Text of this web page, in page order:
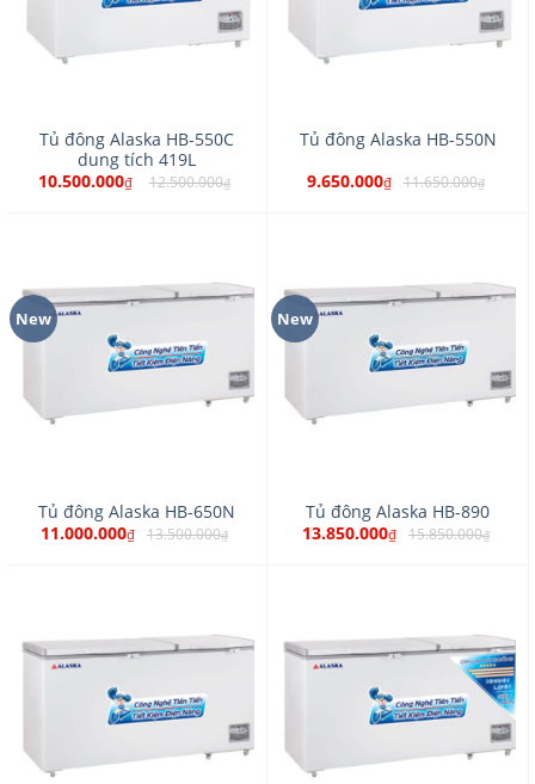
Tủ đông Alaska HB-550C
dung tích 419L
10.500.000₫ 12.500.000₫
Tủ đông Alaska HB-550N
9.650.000₫ 11.650.000₫
New
Tủ đông Alaska HB-650N
11.000.000₫ 13.500.000₫
New
Tủ đông Alaska HB-890
13.850.000₫ 15.850.000₫